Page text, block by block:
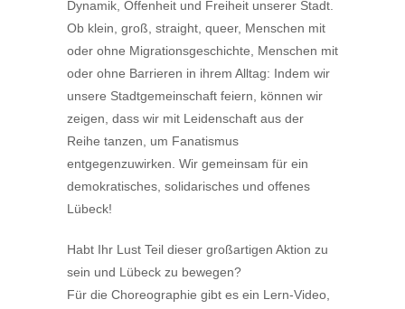
Dynamik, Offenheit und Freiheit unserer Stadt.
Ob klein, groß, straight, queer, Menschen mit
oder ohne Migrationsgeschichte, Menschen mit
oder ohne Barrieren in ihrem Alltag: Indem wir
unsere Stadtgemeinschaft feiern, können wir
zeigen, dass wir mit Leidenschaft aus der
Reihe tanzen, um Fanatismus
entgegenzuwirken. Wir gemeinsam für ein
demokratisches, solidarisches und offenes
Lübeck!
Habt Ihr Lust Teil dieser großartigen Aktion zu
sein und Lübeck zu bewegen?
Für die Choreographie gibt es ein Lern-Video,